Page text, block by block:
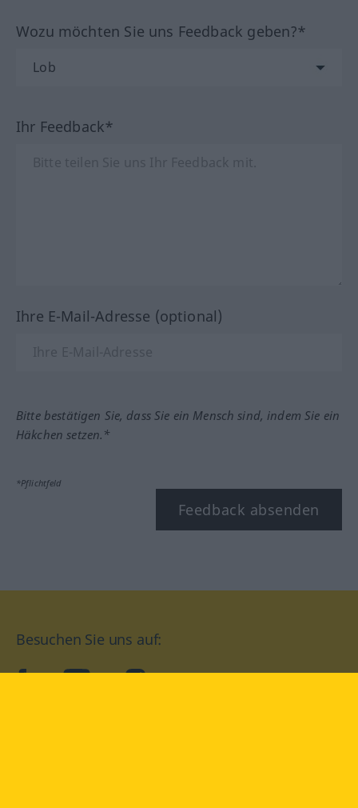
Wozu möchten Sie uns Feedback geben?*
Ihr Feedback*
Ihre E-Mail-Adresse (optional)
Bitte bestätigen Sie, dass Sie ein Mensch sind, indem Sie ein
Häkchen setzen.*
*Pflichtfeld
Feedback absenden
Besuchen Sie uns auf:
facebookYouTube Instagram